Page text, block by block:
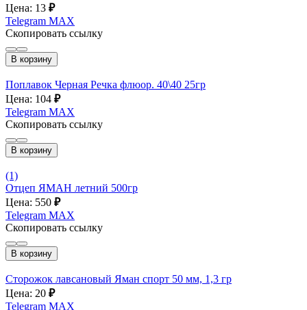
Цена: 13 ₽
Telegram MAX
Скопировать ссылку
В корзину
Поплавок Черная Речка флюор. 40\40 25гр
Цена: 104 ₽
Telegram MAX
Скопировать ссылку
В корзину
(1)
Отцеп ЯМАН летний 500гр
Цена: 550 ₽
Telegram MAX
Скопировать ссылку
В корзину
Сторожок лавсановый Яман спорт 50 мм, 1,3 гр
Цена: 20 ₽
Telegram MAX